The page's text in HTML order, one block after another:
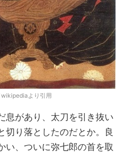
より引用
息があり、太刀を引き抜い
切り落としたのだとか。良
い、ついに弥七郎の首を取